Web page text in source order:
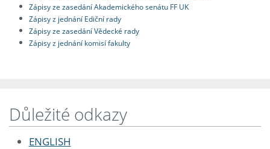
Zápisy ze zasedání Akademického senátu FF UK
Zápisy z jednání Ediční rady
Zápisy ze zasedání Vědecké rady
Zápisy z jednání komisí fakulty
Důležité odkazy
ENGLISH